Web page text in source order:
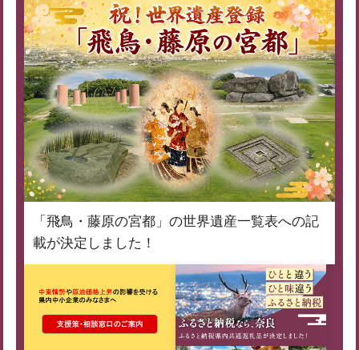
「飛鳥・藤原の宮都」の世界遺産一覧表への記
載が決定しました！